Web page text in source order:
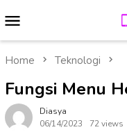
to
contentMenu
Home Teknologi
Fungsi Menu
Diasya
06/14/2023
72 views